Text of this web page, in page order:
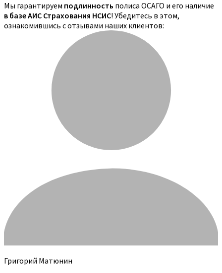
Мы гарантируем подлинность полиса ОСАГО и его наличие
в базе АИС Страхования НСИС! Убедитесь в этом,
ознакомившись с отзывами наших клиентов:
Григорий Матюнин